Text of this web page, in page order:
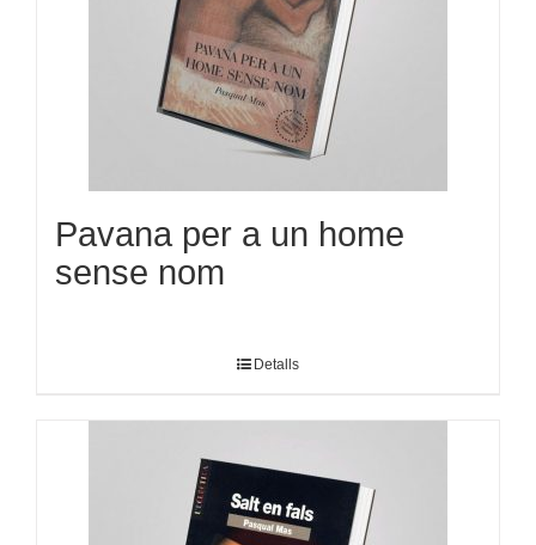
Pavana per a un home
sense nom
Detalls